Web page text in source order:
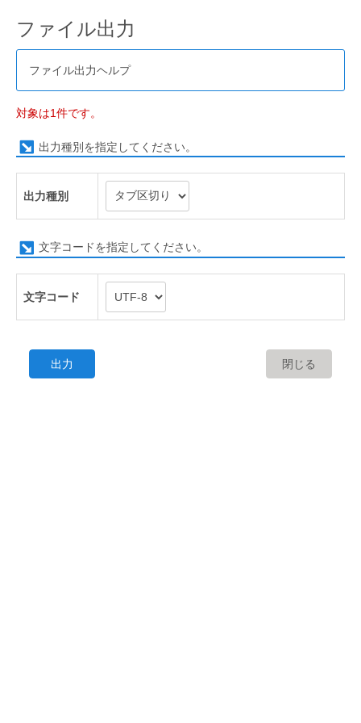
ファイル出力
ファイル出力ヘルプ
対象は1件です。
出力種別を指定してください。
出力種別
文字コードを指定してください。
文字コード